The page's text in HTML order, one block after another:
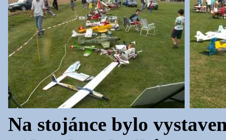
Na stojánce bylo